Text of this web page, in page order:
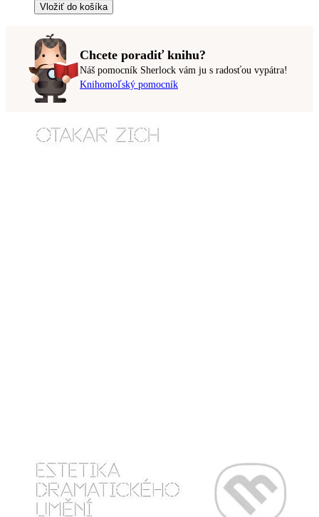
Vložiť do košíka
Chcete poradiť knihu?
Náš pomocník Sherlock vám ju s radosťou vypátra!
Knihomoľský pomocník